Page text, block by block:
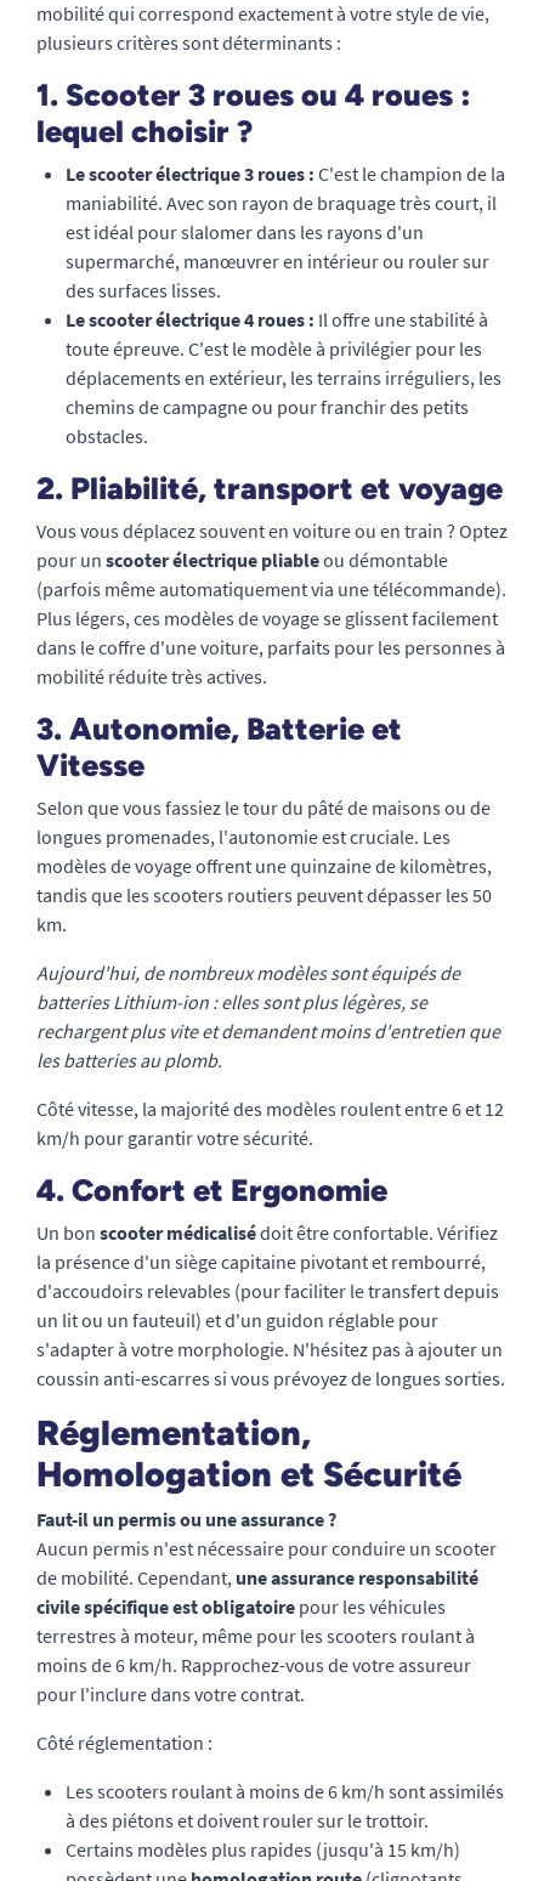
mobilité qui correspond exactement à votre style de vie,
plusieurs critères sont déterminants :
1. Scooter 3 roues ou 4 roues :
lequel choisir ?
Le scooter électrique 3 roues : C'est le champion de la
maniabilité. Avec son rayon de braquage très court, il
est idéal pour slalomer dans les rayons d'un
supermarché, manœuvrer en intérieur ou rouler sur
des surfaces lisses.
Le scooter électrique 4 roues : Il offre une stabilité à
toute épreuve. C'est le modèle à privilégier pour les
déplacements en extérieur, les terrains irréguliers, les
chemins de campagne ou pour franchir des petits
obstacles.
2. Pliabilité, transport et voyage
Vous vous déplacez souvent en voiture ou en train ? Optez
pour un scooter électrique pliableou démontable
(parfois même automatiquement via une télécommande).
Plus légers, ces modèles de voyage se glissent facilement
dans le coffre d'une voiture, parfaits pour les personnes à
mobilité réduite très actives.
3. Autonomie, Batterie et
Vitesse
Selon que vous fassiez le tour du pâté de maisons ou de
longues promenades, l'autonomie est cruciale. Les
modèles de voyage offrent une quinzaine de kilomètres,
tandis que les scooters routiers peuvent dépasser les 50
km.
Aujourd'hui, de nombreux modèles sont équipés de
batteries Lithium-ion : elles sont plus légères, se
rechargent plus vite et demandent moins d'entretien que
les batteries au plomb.
Côté vitesse, la majorité des modèles roulent entre 6 et 12
km/h pour garantir votre sécurité.
4. Confort et Ergonomie
Un bon scooter médicalisédoit être confortable. Vérifiez
la présence d'un siège capitaine pivotant et rembourré,
d'accoudoirs relevables (pour faciliter le transfert depuis
un lit ou un fauteuil) et d'un guidon réglable pour
s'adapter à votre morphologie. N'hésitez pas à ajouter un
coussin anti-escarres si vous prévoyez de longues sorties.
Réglementation,
Homologation et Sécurité
Faut-il un permis ou une assurance ?
Aucun permis n'est nécessaire pour conduire un scooter
de mobilité. Cependant, une assurance responsabilité
civile spécifique est obligatoire pour les véhicules
terrestres à moteur, même pour les scooters roulant à
moins de 6 km/h. Rapprochez-vous de votre assureur
pour l'inclure dans votre contrat.
Côté réglementation :
Les scooters roulant à moins de 6 km/h sont assimilés
à des piétons et doivent rouler sur le trottoir.
Certains modèles plus rapides (jusqu'à 15 km/h)